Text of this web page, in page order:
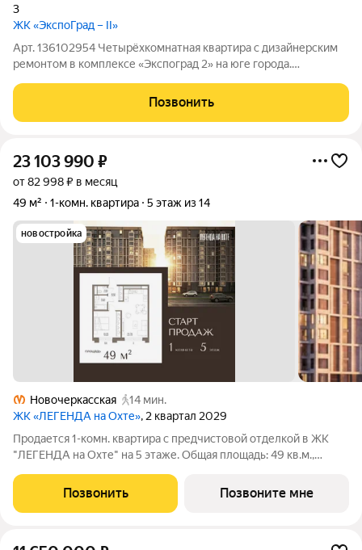
3
ЖК «ЭкспоГрад – II»
Арт. 136102954 Четырёхкомнатная квартира с дизайнерским
ремонтом в комплексе «Экспоград 2» на юге города.
отдельные спальни, два санузла и кухня-гостиная площадью
почти 28 м с современной мебелью и
Позвонить
23 103 990 ₽
от 82 998 ₽ в месяц
49 м²
1-комн. квартира 5 этаж из 14
новостройка
Новочеркасская
14 мин.
ЖК «ЛЕГЕНДА на Охте», 2 квартал 2029
Продается 1-комн. квартира с предчистовой отделкой в ЖК
"ЛЕГЕНДА на Охте" на 5 этаже. Общая площадь: 49 кв.м.,
кв.м. Все окна выходят на одну сторону. В квартире один
раздельный санузел.
Позвонить Позвоните мне